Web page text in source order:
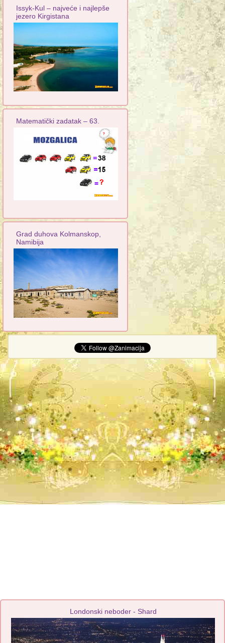
Issyk-Kul – najveće i najlepše
jezero Kirgistana
Matematički zadatak – 63.
Grad duhova Kolmanskop,
Namibija
Londonski neboder - Shard